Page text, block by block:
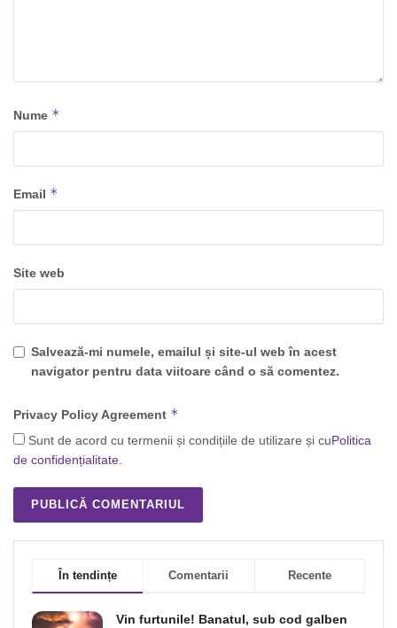
Nume *
Email *
Site web
Salvează-mi numele, emailul și site-ul web în acest
navigator pentru data viitoare când o să comentez.
Privacy Policy Agreement *
Sunt de acord cu termenii și condițiile de utilizare și cuPolitica
de confidențialitate.
În tendințe Comentarii Recente
Vin furtunile! Banatul, sub cod galben